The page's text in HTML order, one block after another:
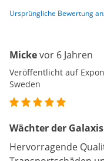
Ursprüngliche Bewertung
Mickevor 6 Jahren
Veröffentlicht auf
Sweden
Wächter der Galaxis
Hervorragende